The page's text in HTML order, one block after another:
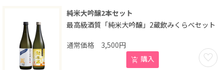
純米大吟醸2本セット
最高級酒質「純米大吟醸」2蔵飲みくらべセット
お気
3,500円
購入